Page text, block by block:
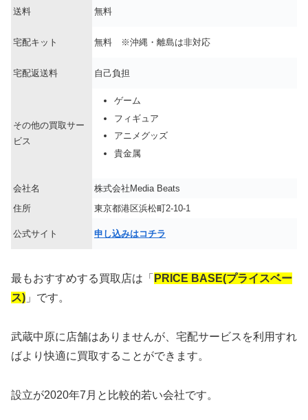
送料 無料
宅配キット 無料 ※沖縄・離島は非対応
宅配返送料 自己負担
その他の買取サー
ビス
ゲーム
フィギュア
アニメグッズ
貴金属
会社名
株式会社Media Beats
住所
東京都港区浜松町2-10-1
公式サイト 申し込みはコチラ
最もおすすめする買取店は「 PRICE BASE(プライスベー
ス) 」です。
武蔵中原に店舗はありませんが、宅配サービスを利用すれ
ばより快適に買取することができます。
設立が2020年7月と比較的若い会社です。